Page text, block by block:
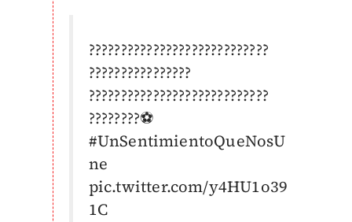
????????????????????????????
????????????????
????????????????????????????
????????⚽️
#UnSentimientoQueNosU
ne
pic.twitter.com/y4HU1o39
1C